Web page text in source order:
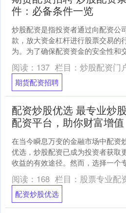
件：必备条件一览
炒股配资是指投资者通过向配资公
款，放大资金杠杆进行股票交易的
为。为了确保配资资金的安全性和
的顺利进行，配资公司通常会对投资
提出一定的条件，主要包括：....
阅读： 137 栏目： 炒股配资门
期货配资招聘
配资炒股优选 最专业炒股
配资平台，助你财富增值
在当今瞬息万变的金融市场中配资
优选，炒股配资已成为投资者获取
收益的有效途径。然而，选择一个
可靠的配资平台至关重要。 期货配
理可以提供资金杠杆，使....
阅读： 168 栏目： 股票专业配
配资炒股优选